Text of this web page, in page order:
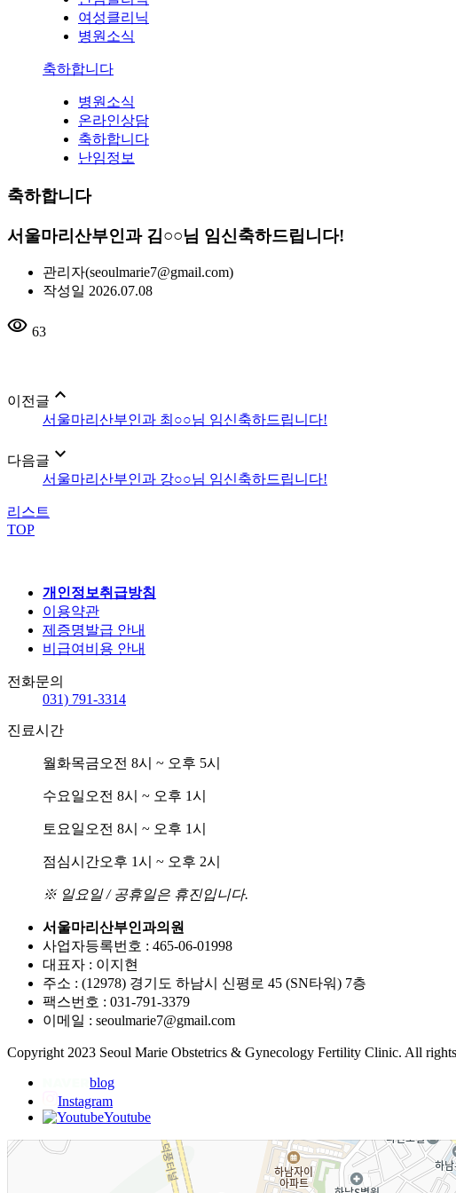
여성클리닉
병원소식
축하합니다
병원소식
온라인상담
축하합니다
난임정보
축하합니다
서울마리산부인과 김○○님 임신축하드립니다!
관리자(seoulmarie7@gmail.com)
작성일 2026.07.08
visibility 63
이전글 expand_less
서울마리산부인과 최○○님 임신축하드립니다!
다음글 expand_more
서울마리산부인과 강○○님 임신축하드립니다!
리스트
TOP
개인정보취급방침
이용약관
제증명발급 안내
비급여비용 안내
전화문의
031) 791-3314
진료시간
월화목금오전 8시 ~ 오후 5시
수요일 오전 8시 ~ 오후 1시
토요일 오전 8시 ~ 오후 1시
점심시간오후 1시 ~ 오후 2시
※ 일요일 / 공휴일은 휴진입니다.
서울마리산부인과의원
사업자등록번호 : 465-06-01998
대표자 : 이지현
주소 : (12978) 경기도 하남시 신평로 45 (SN타워) 7층
팩스번호 : 031-791-3379
이메일 : seoulmarie7@gmail.com
Copyright 2023 Seoul Marie Obstetrics & Gynecology Fertility Clinic. All rights
blog
Instagram
Youtube